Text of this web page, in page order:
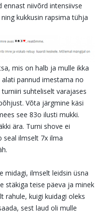
ennast niivõrd intensiivse
kukkusin rapsima tühja
mis on halb ja mulle ikka
pannud imestama no
suhteliselt varajases
Võta järgmine käsi
see 83o ilusti mukki.
ära. Turni shove ei
seal ilmselt 7x ilma
midagi, ilmselt leidsin üsna
stäkiga teise päeva ja minek
rahule, kuigi kuidagi oleks
sest laud oli mulle